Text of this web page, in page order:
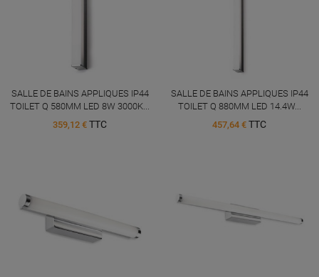
SALLE DE BAINS APPLIQUES IP44
TOILET Q 580MM LED 8W 3000K...
359,12 € TTC
SALLE DE BAINS APPLIQUES IP44
TOILET Q 880MM LED 14.4W...
457,64 € TTC